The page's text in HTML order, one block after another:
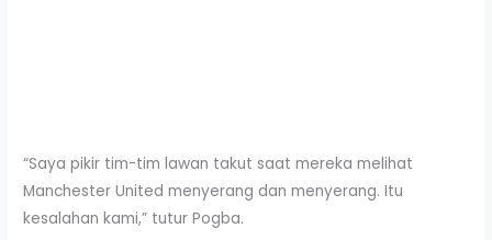
“Saya pikir tim-tim lawan takut saat mereka melihat
Manchester United menyerang dan menyerang. Itu
kesalahan kami,” tutur Pogba.